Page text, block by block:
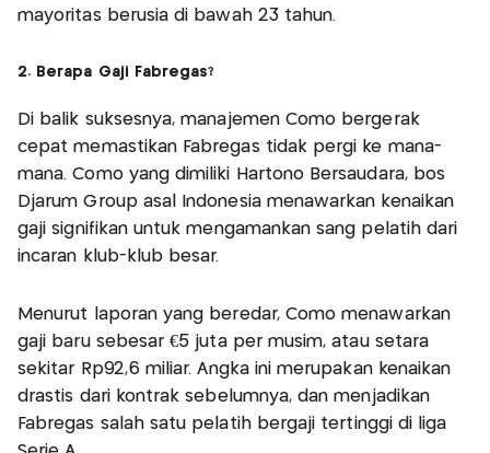
mayoritas berusia di bawah 23 tahun.
2. Berapa Gaji Fabregas?
Di balik suksesnya, manajemen Como bergerak
cepat memastikan Fabregas tidak pergi ke mana-
mana. Como yang dimiliki Hartono Bersaudara, bos
Djarum Group asal Indonesia menawarkan kenaikan
gaji signifikan untuk mengamankan sang pelatih dari
incaran klub-klub besar.
Menurut laporan yang beredar, Como menawarkan
gaji baru sebesar €5 juta per musim, atau setara
sekitar Rp92,6 miliar. Angka ini merupakan kenaikan
drastis dari kontrak sebelumnya, dan menjadikan
Fabregas salah satu pelatih bergaji tertinggi di liga